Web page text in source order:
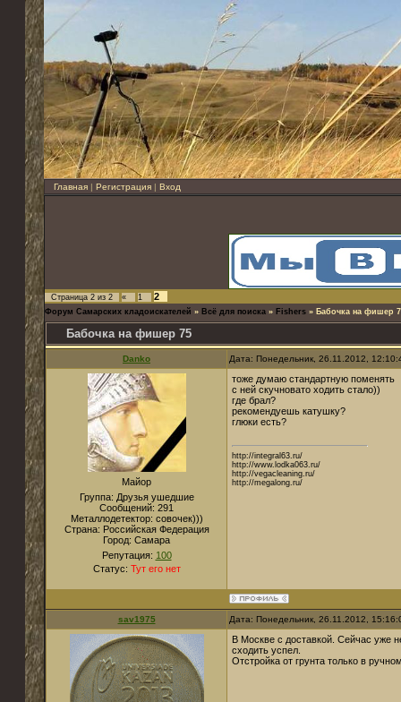
Главная | Регистрация | Вход
Страница 2 из 2 « 1 2
Форум Самарских кладоискателей » Всё для поиска » Fishers » Бабочка на фишер
Бабочка на фишер 75
Danko Дата: Понедельник, 26.11.2012,
Майор
Группа: Друзья ушедшие
Сообщений: 291
Металлодетектор: совочек)))
Страна: Российская Федерация
Город: Самара
Репутация: 100
Статус: Тут его нет
тоже думаю стандартную поменять
с ней скучновато ходить стало))
где брал?
рекомендуешь катушку?
глюки есть?
http://integral63.ru/
http://www.lodka063.ru/
http://vegacleaning.ru/
http://megalong.ru/
sav1975 Дата: Понедельник, 26.11.2012,
В Москве с доставкой. Сейчас уже
сходить успел.
Отстройка от грунта только в